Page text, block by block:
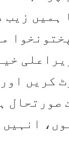
ہمیں زیب
کریں